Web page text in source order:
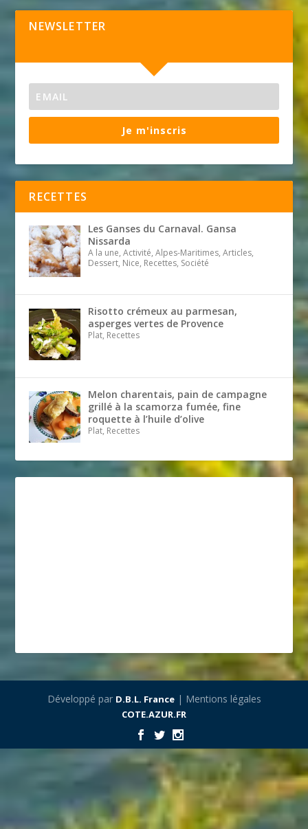
NEWSLETTER
Je m'inscris
RECETTES
Les Ganses du Carnaval. Gansa
Nissarda
A la une, Activité, Alpes-Maritimes, Articles,
Dessert, Nice, Recettes, Société
Risotto crémeux au parmesan,
asperges vertes de Provence
Plat, Recettes
Melon charentais, pain de campagne
grillé à la scamorza fumée, fine
roquette à l’huile d’olive
Plat, Recettes
Développé par D.B.L. France| Mentions légales
COTE.AZUR.FR